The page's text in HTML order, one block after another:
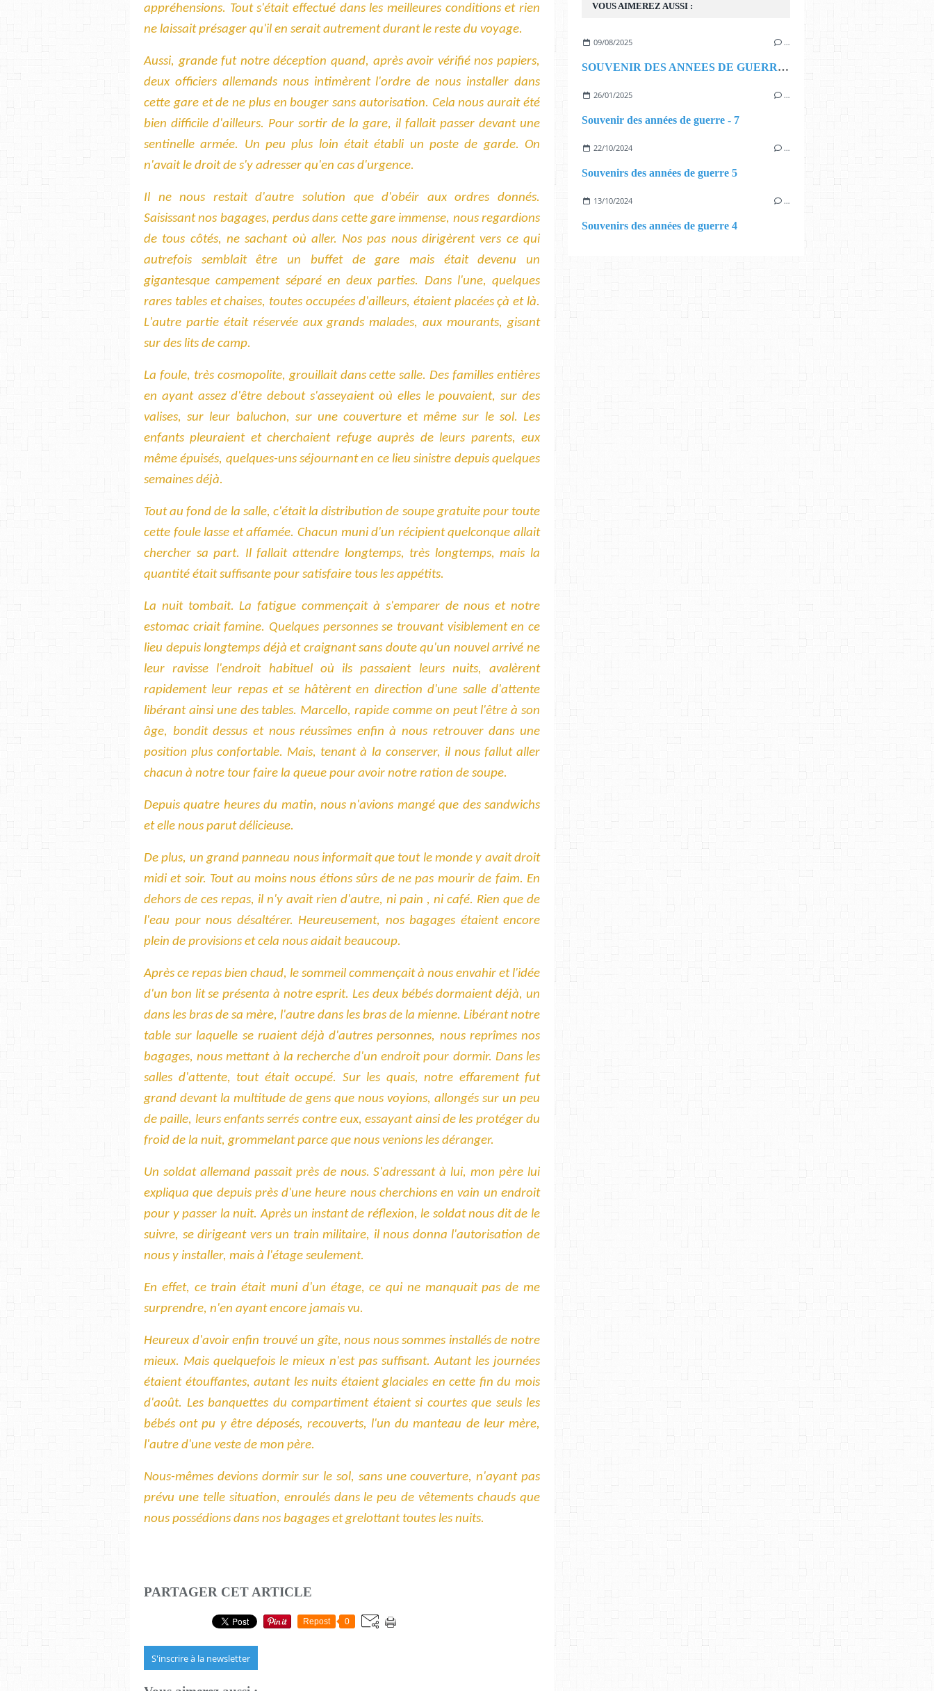
appréhensions. Tout s'était effectué dans les meilleures conditions et rien
ne laissait présager qu'il en serait autrement durant le reste du voyage.
Aussi, grande fut notre déception quand, après avoir vérifié nos papiers,
deux officiers allemands nous intimèrent l'ordre de nous installer dans
cette gare et de ne plus en bouger sans autorisation. Cela nous aurait été
bien difficile d'ailleurs. Pour sortir de la gare, il fallait passer devant une
sentinelle armée. Un peu plus loin était établi un poste de garde. On
n'avait le droit de s'y adresser qu'en cas d'urgence.
Il ne nous restait d'autre solution que d'obéir aux ordres donnés.
Saisissant nos bagages, perdus dans cette gare immense, nous regardions
de tous côtés, ne sachant où aller. Nos pas nous dirigèrent vers ce qui
autrefois semblait être un buffet de gare mais était devenu un
gigantesque campement séparé en deux parties. Dans l'une, quelques
rares tables et chaises, toutes occupées d'ailleurs, étaient placées çà et là.
L'autre partie était réservée aux grands malades, aux mourants, gisant
sur des lits de camp.
La foule, très cosmopolite, grouillait dans cette salle. Des familles entières
en ayant assez d'être debout s'asseyaient où elles le pouvaient, sur des
valises, sur leur baluchon, sur une couverture et même sur le sol. Les
enfants pleuraient et cherchaient refuge auprès de leurs parents, eux
même épuisés, quelques-uns séjournant en ce lieu sinistre depuis quelques
semaines déjà.
Tout au fond de la salle, c'était la distribution de soupe gratuite pour toute
cette foule lasse et affamée. Chacun muni d'un récipient quelconque allait
chercher sa part. Il fallait attendre longtemps, très longtemps, mais la
quantité était suffisante pour satisfaire tous les appétits.
La nuit tombait. La fatigue commençait à s'emparer de nous et notre
estomac criait famine. Quelques personnes se trouvant visiblement en ce
lieu depuis longtemps déjà et craignant sans doute qu'un nouvel arrivé ne
leur ravisse l'endroit habituel où ils passaient leurs nuits, avalèrent
rapidement leur repas et se hâtèrent en direction d'une salle d'attente
libérant ainsi une des tables. Marcello, rapide comme on peut l'être à son
âge, bondit dessus et nous réussîmes enfin à nous retrouver dans une
position plus confortable. Mais, tenant à la conserver, il nous fallut aller
chacun à notre tour faire la queue pour avoir notre ration de soupe.
Depuis quatre heures du matin, nous n'avions mangé que des sandwichs
et elle nous parut délicieuse.
De plus, un grand panneau nous informait que tout le monde y avait droit
midi et soir. Tout au moins nous étions sûrs de ne pas mourir de faim. En
dehors de ces repas, il n'y avait rien d'autre, ni pain , ni café. Rien que de
l'eau pour nous désaltérer. Heureusement, nos bagages étaient encore
plein de provisions et cela nous aidait beaucoup.
Après ce repas bien chaud, le sommeil commençait à nous envahir et l'idée
d'un bon lit se présenta à notre esprit. Les deux bébés dormaient déjà, un
dans les bras de sa mère, l'autre dans les bras de la mienne. Libérant notre
table sur laquelle se ruaient déjà d'autres personnes, nous reprîmes nos
bagages, nous mettant à la recherche d'un endroit pour dormir. Dans les
salles d'attente, tout était occupé. Sur les quais, notre effarement fut
grand devant la multitude de gens que nous voyions, allongés sur un peu
de paille, leurs enfants serrés contre eux, essayant ainsi de les protéger du
froid de la nuit, grommelant parce que nous venions les déranger.
Un soldat allemand passait près de nous. S'adressant à lui, mon père lui
expliqua que depuis près d'une heure nous cherchions en vain un endroit
pour y passer la nuit. Après un instant de réflexion, le soldat nous dit de le
suivre, se dirigeant vers un train militaire, il nous donna l'autorisation de
nous y installer, mais à l'étage seulement.
En effet, ce train était muni d'un étage, ce qui ne manquait pas de me
surprendre, n'en ayant encore jamais vu.
Heureux d'avoir enfin trouvé un gîte, nous nous sommes installés de notre
mieux. Mais quelquefois le mieux n'est pas suffisant. Autant les journées
étaient étouffantes, autant les nuits étaient glaciales en cette fin du mois
d'août. Les banquettes du compartiment étaient si courtes que seuls les
bébés ont pu y être déposés, recouverts, l'un du manteau de leur mère,
l'autre d'une veste de mon père.
Nous-mêmes devions dormir sur le sol, sans une couverture, n'ayant pas
prévu une telle situation, enroulés dans le peu de vêtements chauds que
nous possédions dans nos bagages et grelottant toutes les nuits.
PARTAGER CET ARTICLE
Repost 0
S'inscrire à la newsletter
VOUS AIMEREZ AUSSI :
09/08/2025 …
SOUVENIR DES ANNEES DE GUERRE - 8
26/01/2025 …
Souvenir des années de guerre - 7
22/10/2024 …
Souvenirs des années de guerre 5
13/10/2024 …
Souvenirs des années de guerre 4